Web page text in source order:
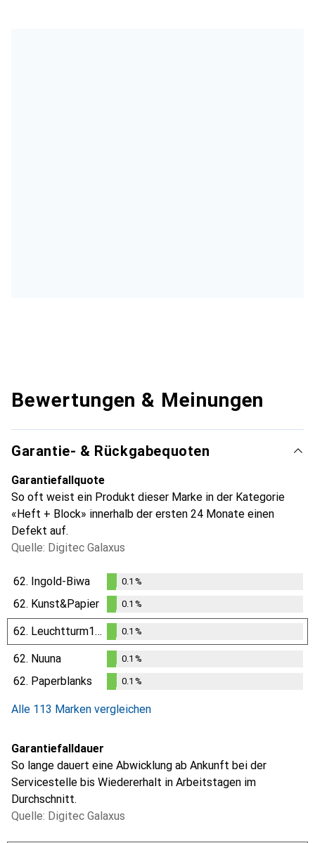
Bewertungen & Meinungen
Garantie- & Rückgabequoten
Garantiefallquote
So oft weist ein Produkt dieser Marke in der Kategorie
«Heft + Block» innerhalb der ersten 24 Monate einen
Defekt auf.
Quelle: Digitec Galaxus
62. Ingold-Biwa
%
0.1 %
62. Kunst&Papier
0.1%
0.1 %
62. Leuchtturm1917
0.1%
0.1 %
62. Nuuna
%
0.1 %
62. Paperblanks 0.1 %
Alle 113 Marken vergleichen
Garantiefalldauer
So lange dauert eine Abwicklung ab Ankunft bei der
Servicestelle bis Wiedererhalt in Arbeitstagen im
Durchschnitt.
Quelle: Digitec Galaxus